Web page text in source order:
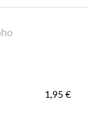
1,95 €